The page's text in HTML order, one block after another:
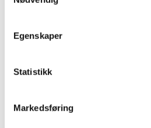
Egenskaper
Statistikk
Markedsføring
også kom til en heading etter
men vi sto godt imot og skapte
ga oss pusterom.